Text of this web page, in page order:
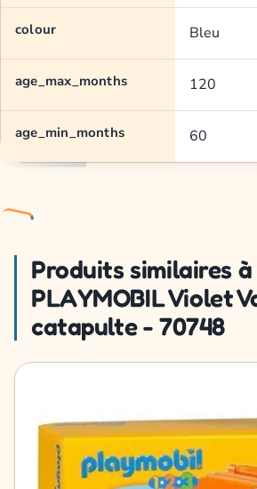
colour Bleu
age_max_months 120
age_min_months 60
Produits similaires à
PLAYMOBIL Violet
catapulte - 70748